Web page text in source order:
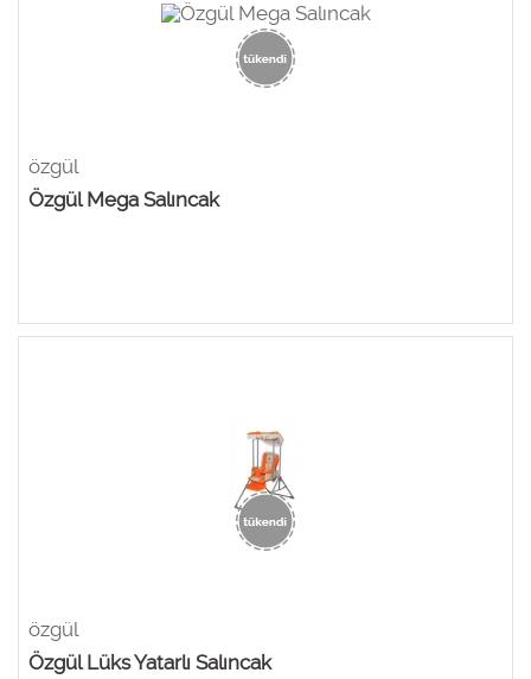
özgül
Özgül Mega Salıncak
özgül
Özgül Lüks Yatarlı Salıncak